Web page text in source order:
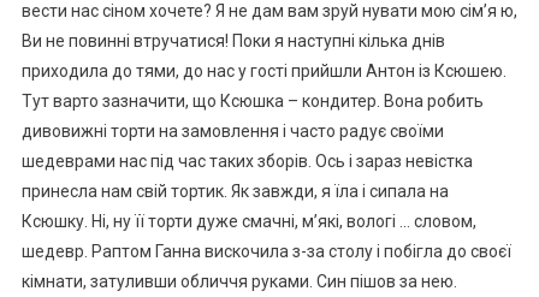
вести нас сіном хочете? Я не дам вам зруй нувати мою сім’я ю,
Ви не повинні втручатися! Поки я наступні кілька днів
приходила до тями, до нас у гості прийшли Антон із Ксюшею.
Тут варто зазначити, що Ксюшка – кондитер. Вона робить
дивовижні торти на замовлення і часто радує своїми
шедеврами нас під час таких зборів. Ось і зараз невістка
принесла нам свій тортик. Як завжди, я їла і сипала на
Ксюшку. Ні, ну її торти дуже смачні, м’які, вологі … словом,
шедевр. Раптом Ганна вискочила з-за столу і побігла до своєї
кімнати, затуливши обличчя руками. Син пішов за нею.